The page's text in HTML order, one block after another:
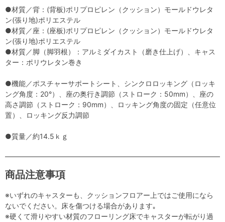
●材質／背：(背板)ポリプロピレン（クッション）モールドウレタ
ン(張り地)ポリエステル
●材質／座：(座板)ポリプロピレン（クッション）モールドウレタ
ン(張り地)ポリエステル
●材質／脚（脚羽根）：アルミダイカスト（磨き仕上げ）、キャス
ター：ポリウレタン巻き
●機能／ポスチャーサポートシート、シンクロロッキング（ロッキ
ング角度：20°）、座の奥行き調節（ストローク：50mm）、座の
高さ調節（ストローク：90mm）、ロッキング角度の固定（任意位
置）、ロッキング反力調節
●質量／約14.5ｋｇ
商品注意事項
※いずれのキャスターも、クッションフロアー上ではご使用になら
ないでください。床を傷つける場合があります｡
※硬くて滑りやすい材質のフローリング床でキャスターが転がり過